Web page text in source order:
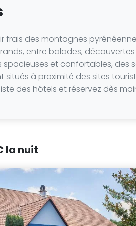
frais des montagnes
entre balades,
et confortables, des
à proximité des sites
des hôtels et réservez dès
la nuit